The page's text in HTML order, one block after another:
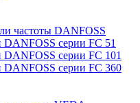
частоты DANFOSS
DANFOSS серии FC 51
DANFOSS серии FC 101
DANFOSS серии FC 360